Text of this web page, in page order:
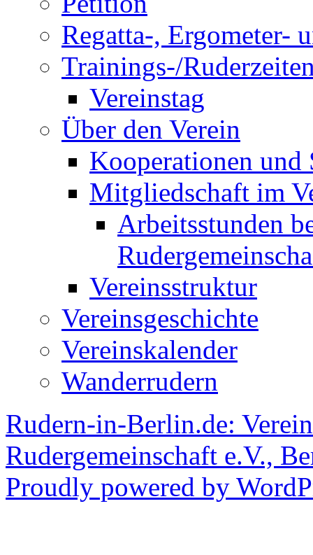
Regatta-, Ergometer-
Trainings-/
Vereinstag
Über den Verein
Kooperationen und
Mitgliedschaft im
Arbeitsstunden
Vereinsstruktur
Vereinsgeschichte
Vereinskalender
Wanderrudern
Rudern-in-Berlin.de:
Rudergemeinschaft e.V.,
Proudly powered by